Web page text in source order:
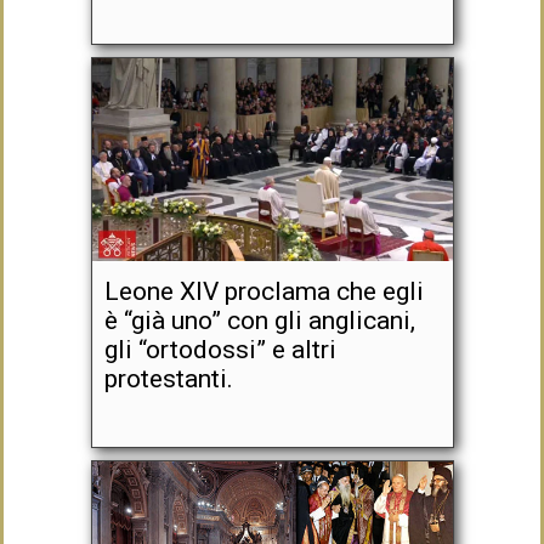
Leone XIV proclama che egli
è “già uno” con gli anglicani,
gli “ortodossi” e altri
protestanti.